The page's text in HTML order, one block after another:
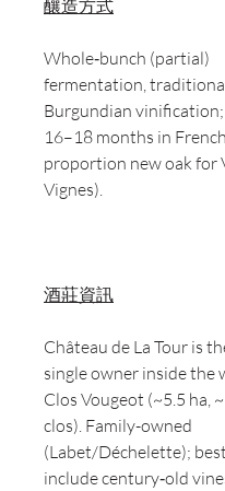
釀造方式
Whole‑bunch (partial)
fermentation,
Burgundian
16–18 months in
proportion new oak for
Vignes).
酒莊資訊
Château de La Tour is
single owner inside the
Clos Vougeot (~5.5 ha,
clos). Family-owned
(Labet/Déchelette);
include century‑old